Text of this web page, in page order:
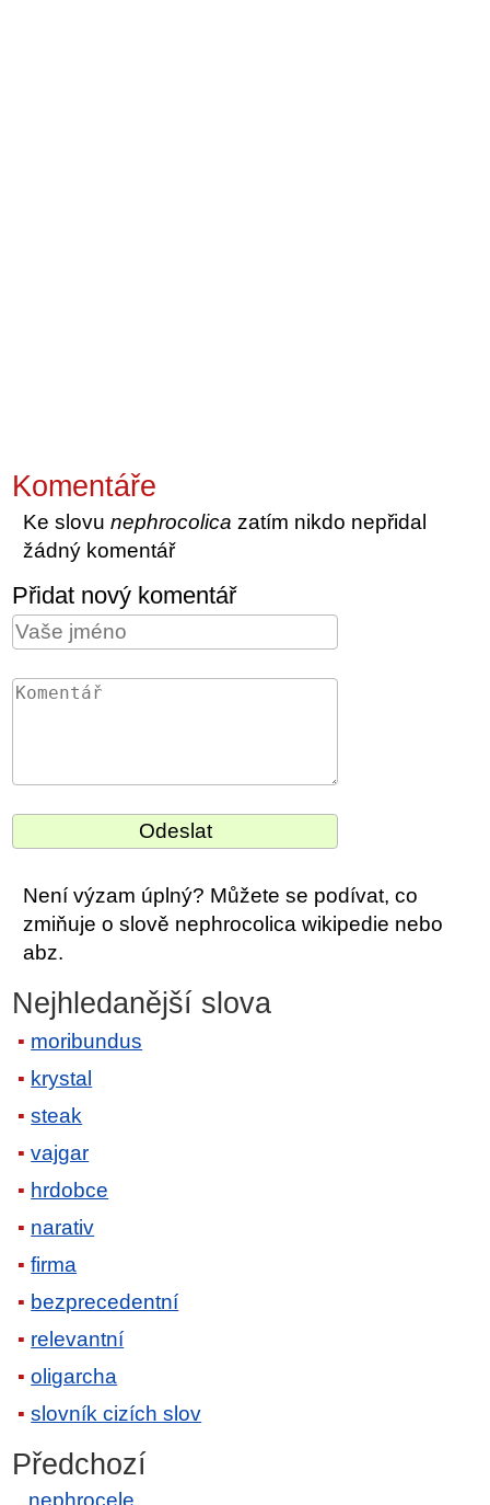
Komentáře
Ke slovunephrocolica zatím nikdo nepřidal
žádný komentář
Přidat nový komentář
Není výzam úplný? Můžete se podívat, co
zmiňuje o slově nephrocolica wikipedie nebo
abz.
Nejhledanější slova
moribundus
krystal
steak
vajgar
hrdobce
narativ
firma
bezprecedentní
relevantní
oligarcha
slovník cizích slov
Předchozí